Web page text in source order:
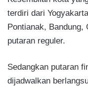
terdiri dari
Pontianak, Bandung,
putaran reguler.
Sedangkan putaran
dijadwalkan